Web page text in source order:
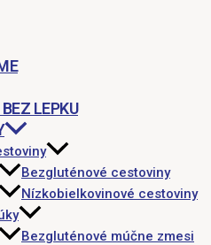
LEPKU
Bezgluténové cestoviny
Nízkobielkovinové cestoviny
Bezgluténové múčne zmesi